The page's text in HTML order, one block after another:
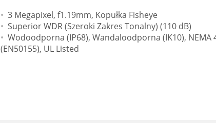
3 Megapixel, f1.19mm, Kopułka Fisheye
Superior WDR (Szeroki Zakres Tonalny) (110 dB)
Wodoodporna (IP68), Wandaloodporna (IK10), NEMA
(EN50155), UL Listed